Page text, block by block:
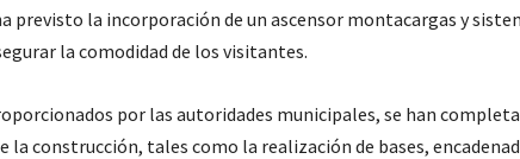
previsto la incorporación de un ascensor montacargas y
la comodidad de los visitantes.
por las autoridades municipales, se han
la construcción, tales como la realización de bases,